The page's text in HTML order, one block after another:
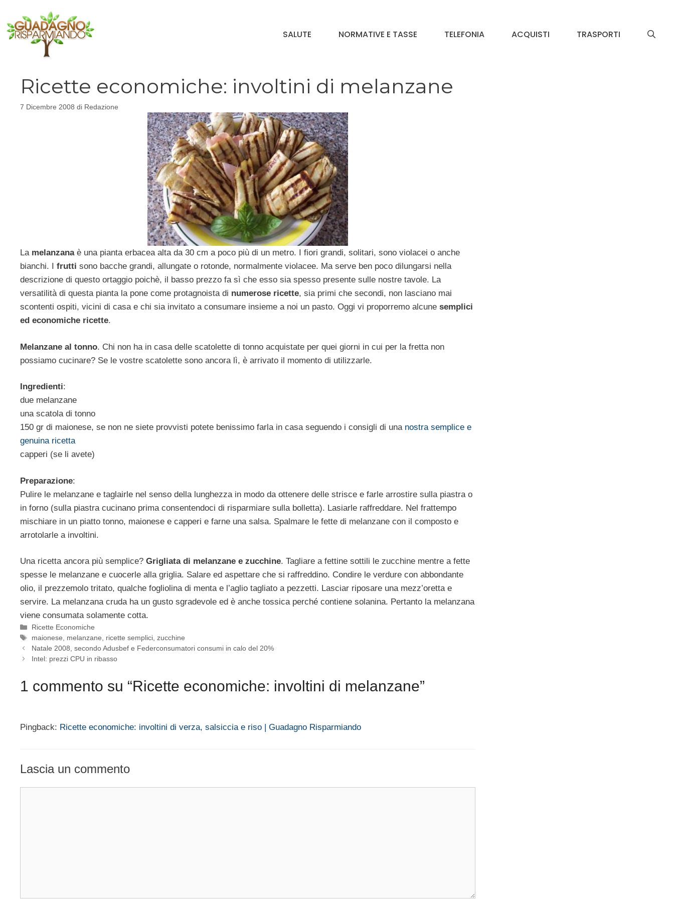
contenuto
SALUTE NORMATIVE E TASSE TELEFONIA ACQUISTI TRASPORTI
Ricette economiche: involtini di melanzane
7 Dicembre 2008 di Redazione
La melanzanaè una pianta erbacea alta da 30 cm a poco più di un metro. I fiori grandi, solitari, sono violacei o anche
bianchi. I frutti sono bacche grandi, allungate o rotonde, normalmente violacee. Ma serve ben poco dilungarsi nella
descrizione di questo ortaggio poichè, il basso prezzo fa sì che esso sia spesso presente sulle nostre tavole. La
versatilità di questa pianta la pone come protagnoista di numerose ricette, sia primi che secondi, non lasciano mai
scontenti ospiti, vicini di casa e chi sia invitato a consumare insieme a noi un pasto. Oggi vi proporremo alcune semplici
ed economiche ricette.
Melanzane al tonno. Chi non ha in casa delle scatolette di tonno acquistate per quei giorni in cui per la fretta non
possiamo cucinare? Se le vostre scatolette sono ancora lì, è arrivato il momento di utilizzarle.
Ingredienti:
due melanzane
una scatola di tonno
150 gr di maionese, se non ne siete provvisti potete benissimo farla in casa seguendo i consigli di una nostra semplice e
genuina ricetta
capperi (se li avete)
Preparazione:
Pulire le melanzane e taglairle nel senso della lunghezza in modo da ottenere delle strisce e farle arrostire sulla piastra o
in forno (sulla piastra cucinano prima consentendoci di risparmiare sulla bolletta). Lasiarle raffreddare. Nel frattempo
mischiare in un piatto tonno, maionese e capperi e farne una salsa. Spalmare le fette di melanzane con il composto e
arrotolarle a involtini.
Una ricetta ancora più semplice? Grigliata di melanzane e zucchine. Tagliare a fettine sottili le zucchine mentre a fette
spesse le melanzane e cuocerle alla griglia. Salare ed aspettare che si raffreddino. Condire le verdure con abbondante
olio, il prezzemolo tritato, qualche fogliolina di menta e l’aglio tagliato a pezzetti. Lasciar riposare una mezz’oretta e
servire. La melanzana cruda ha un gusto sgradevole ed è anche tossica perché contiene solanina. Pertanto la melanzana
viene consumata solamente cotta.
Categorie
Ricette Economiche
Tag
maionese, melanzane, ricette semplici,zucchine
Natale 2008, secondo Adusbef e Federconsumatori consumi in calo del 20%
Intel: prezzi CPU in ribasso
1 commento su “Ricette economiche: involtini di melanzane”
Pingback: Ricette economiche: involtini di verza, salsiccia e riso | Guadagno Risparmiando
Lascia un commento